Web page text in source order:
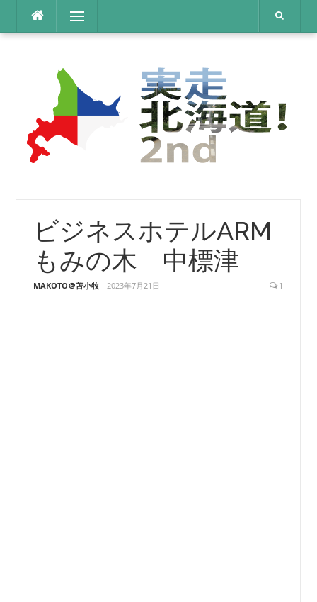
テ
メニュー
ビジネスホテルARM
もみの木 中標津
MAKOTO＠苫小牧 2023年7月21日 1